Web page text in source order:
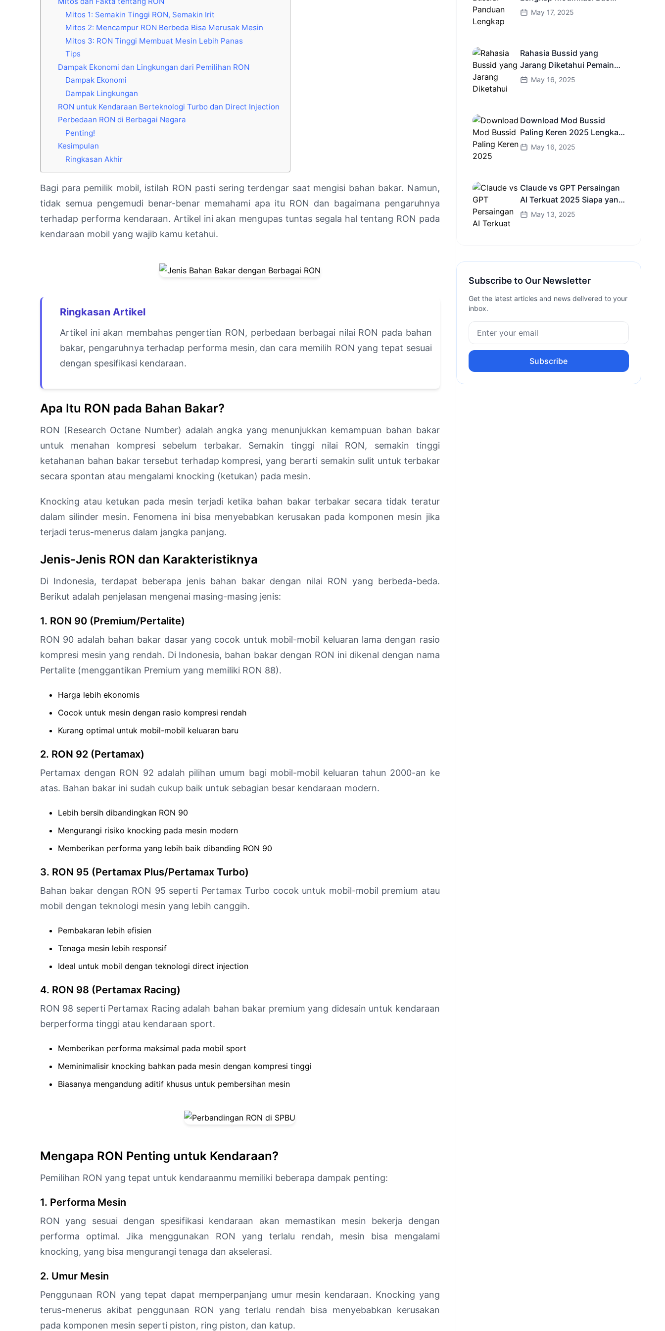
Mitos 1: Semakin Tinggi RON, Semakin Irit
Mitos 2: Mencampur RON Berbeda Bisa Merusak Mesin
Mitos 3: RON Tinggi Membuat Mesin Lebih Panas
Tips
Dampak Ekonomi dan Lingkungan dari Pemilihan RON
Dampak Ekonomi
Dampak Lingkungan
RON untuk Kendaraan Berteknologi Turbo dan Direct Injection
Perbedaan RON di Berbagai Negara
Penting!
Kesimpulan
Ringkasan Akhir
Bagi para pemilik mobil, istilah RON pasti sering terdengar saat mengisi bahan bakar. Namun,
tidak semua pengemudi benar-benar memahami apa itu RON dan bagaimana pengaruhnya
terhadap performa kendaraan. Artikel ini akan mengupas tuntas segala hal tentang RON pada
kendaraan mobil yang wajib kamu ketahui.
Ringkasan Artikel
Artikel ini akan membahas pengertian RON, perbedaan berbagai nilai RON pada bahan
bakar, pengaruhnya terhadap performa mesin, dan cara memilih RON yang tepat sesuai
dengan spesifikasi kendaraan.
Apa Itu RON pada Bahan Bakar?
RON (Research Octane Number) adalah angka yang menunjukkan kemampuan bahan bakar
untuk menahan kompresi sebelum terbakar. Semakin tinggi nilai RON, semakin tinggi
ketahanan bahan bakar tersebut terhadap kompresi, yang berarti semakin sulit untuk terbakar
secara spontan atau mengalami knocking (ketukan) pada mesin.
Knocking atau ketukan pada mesin terjadi ketika bahan bakar terbakar secara tidak teratur
dalam silinder mesin. Fenomena ini bisa menyebabkan kerusakan pada komponen mesin jika
terjadi terus-menerus dalam jangka panjang.
Jenis-Jenis RON dan Karakteristiknya
Di Indonesia, terdapat beberapa jenis bahan bakar dengan nilai RON yang berbeda-beda.
Berikut adalah penjelasan mengenai masing-masing jenis:
1. RON 90 (Premium/Pertalite)
RON 90 adalah bahan bakar dasar yang cocok untuk mobil-mobil keluaran lama dengan rasio
kompresi mesin yang rendah. Di Indonesia, bahan bakar dengan RON ini dikenal dengan nama
Pertalite (menggantikan Premium yang memiliki RON 88).
Harga lebih ekonomis
Cocok untuk mesin dengan rasio kompresi rendah
Kurang optimal untuk mobil-mobil keluaran baru
2. RON 92 (Pertamax)
Pertamax dengan RON 92 adalah pilihan umum bagi mobil-mobil keluaran tahun 2000-an ke
atas. Bahan bakar ini sudah cukup baik untuk sebagian besar kendaraan modern.
Lebih bersih dibandingkan RON 90
Mengurangi risiko knocking pada mesin modern
Memberikan performa yang lebih baik dibanding RON 90
3. RON 95 (Pertamax Plus/Pertamax Turbo)
Bahan bakar dengan RON 95 seperti Pertamax Turbo cocok untuk mobil-mobil premium atau
mobil dengan teknologi mesin yang lebih canggih.
Pembakaran lebih efisien
Tenaga mesin lebih responsif
Ideal untuk mobil dengan teknologi direct injection
4. RON 98 (Pertamax Racing)
RON 98 seperti Pertamax Racing adalah bahan bakar premium yang didesain untuk kendaraan
berperforma tinggi atau kendaraan sport.
Memberikan performa maksimal pada mobil sport
Meminimalisir knocking bahkan pada mesin dengan kompresi tinggi
Biasanya mengandung aditif khusus untuk pembersihan mesin
Mengapa RON Penting untuk Kendaraan?
Pemilihan RON yang tepat untuk kendaraanmu memiliki beberapa dampak penting:
1. Performa Mesin
RON yang sesuai dengan spesifikasi kendaraan akan memastikan mesin bekerja dengan
performa optimal. Jika menggunakan RON yang terlalu rendah, mesin bisa mengalami
knocking, yang bisa mengurangi tenaga dan akselerasi.
2. Umur Mesin
Penggunaan RON yang tepat dapat memperpanjang umur mesin kendaraan. Knocking yang
terus-menerus akibat penggunaan RON yang terlalu rendah bisa menyebabkan kerusakan
pada komponen mesin seperti piston, ring piston, dan katup.
Simulator Indonesia
May 17, 2025
Rahasia Bussid yang
Jarang Diketahui Pemain
Baru Kamu Wajib Coba!
May 16, 2025
Download Mod Bussid
Paling Keren 2025 Lengkap
Mobil Bus dan Truk HD
May 16, 2025
Claude vs GPT Persaingan
AI Terkuat 2025 Siapa yang
Lebih Cerdas?
May 13, 2025
Subscribe to Our Newsletter
Get the latest articles and news delivered to your
inbox.
Subscribe